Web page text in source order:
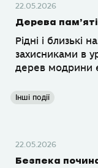
22.05.2026
Дерева пам’яті
Рідні і близькі
захисниками в
дерев модрини
Інші події
22.05.2026
Безпека